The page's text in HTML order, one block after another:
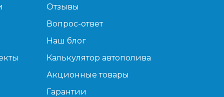
Отзывы
Вопрос-ответ
Наш блог
Калькулятор автополива
Акционные товары
Гарантии